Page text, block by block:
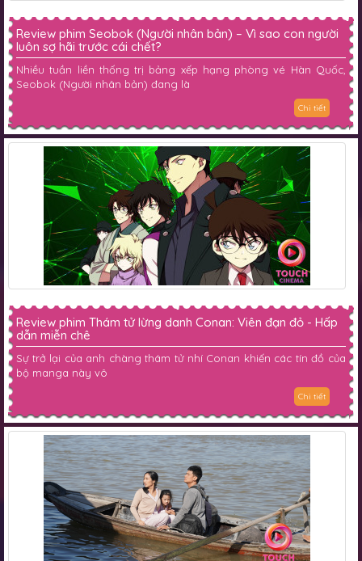
Review phim Seobok (Người nhân bản) – Vì sao con người
luôn sợ hãi trước cái chết?
Nhiều tuần liền thống trị bảng xếp hạng phòng vé Hàn Quốc,
Seobok (Người nhân bản) đang là
Chi tiết
Review phim Thám tử lừng danh Conan: Viên đạn đỏ - Hấp
dẫn miễn chê
Sự trở lại của anh chàng thám tử nhí Conan khiến các tín đồ của
bộ manga này vô
Chi tiết